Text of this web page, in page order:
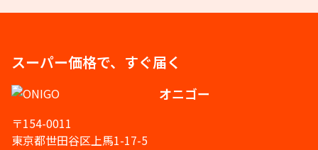
スーパー価格で、すぐ届く
オニゴー
〒154-0011
東京都世田谷区上馬1-17-5